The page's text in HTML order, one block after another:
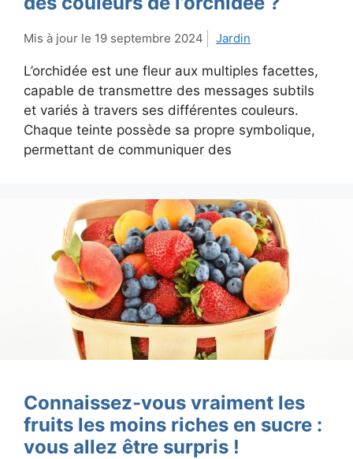
19 septembre 2024 Jardin
L’orchidée est une fleur aux multiples facettes,
capable de transmettre des messages subtils
et variés à travers ses différentes couleurs.
Chaque teinte possède sa propre symbolique,
permettant de communiquer des
Connaissez-vous vraiment les
fruits les moins riches en sucre :
vous allez être surpris !